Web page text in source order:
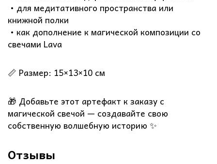
• для медитативного пространства или
книжной полки
• как дополнение к магической композиции со
свечами Lava
📏 Размер: 15×13×10 см
🎁 Добавьте этот артефакт к заказу с
магической свечой — создавайте свою
собственную волшебную историю ✨
Отзывы